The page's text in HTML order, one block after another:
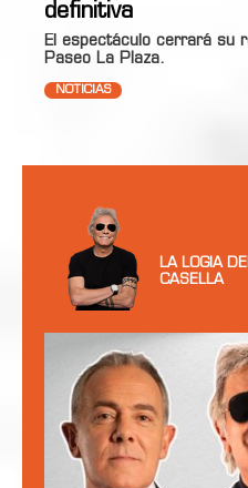
definitiva
El espectáculo cerrará
Paseo La Plaza.
NOTICIAS
LA LOGIA
CASELLA